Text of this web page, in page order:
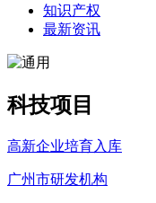
知识产权
最新资讯
科技项目
高新企业培育入库
广州市研发机构